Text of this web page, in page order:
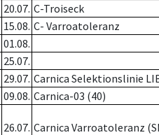
20.07. C-Troiseck
15.08. C- Varroatoleranz
01.08.
25.07.
29.07. Carnica Selektionslinie
09.08. Carnica-03 (40)
26.07. Carnica Varroatoleranz